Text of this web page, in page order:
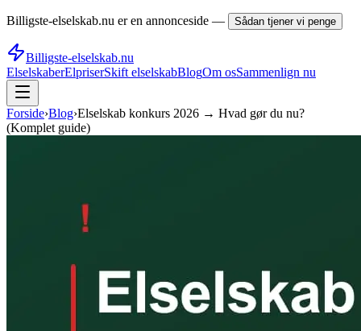
Billigste-elselskab.nu er en annonceside — Sådan tjener vi penge
Billigste-elselskab.nu
ElselskaberElpriserSkift elselskabBlogOm osSammenlign nu
Forside›Blog›Elselskab konkurs 2026 → Hvad gør du nu?
(Komplet guide)